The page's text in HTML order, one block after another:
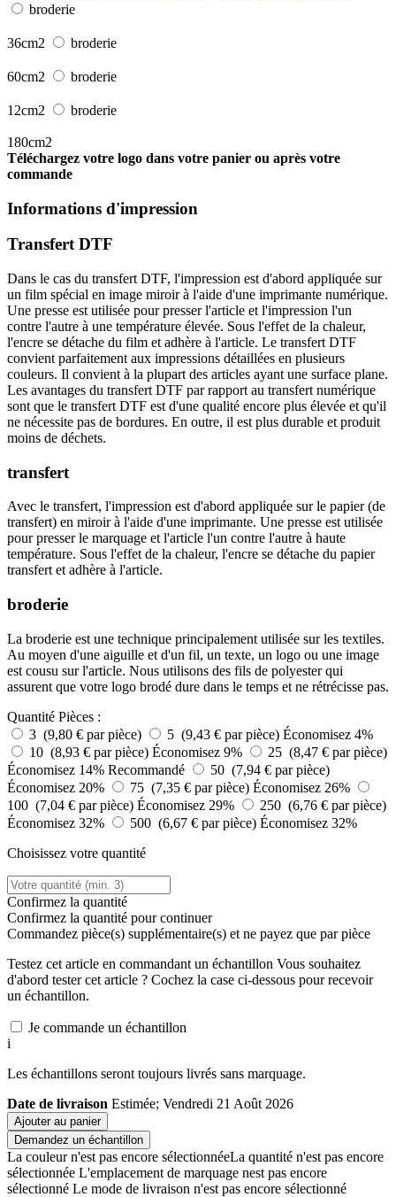
broderie
36cm2 broderie
60cm2 broderie
12cm2 broderie
180cm2
Téléchargez votre logo dans votre panier ou après votre
commande
Informations d'impression
Transfert DTF
Dans le cas du transfert DTF, l'impression est d'abord appliquée sur
un film spécial en image miroir à l'aide d'une imprimante numérique.
Une presse est utilisée pour presser l'article et l'impression l'un
contre l'autre à une température élevée. Sous l'effet de la chaleur,
l'encre se détache du film et adhère à l'article. Le transfert DTF
convient parfaitement aux impressions détaillées en plusieurs
couleurs. Il convient à la plupart des articles ayant une surface plane.
Les avantages du transfert DTF par rapport au transfert numérique
sont que le transfert DTF est d'une qualité encore plus élevée et qu'il
ne nécessite pas de bordures. En outre, il est plus durable et produit
moins de déchets.
transfert
Avec le transfert, l'impression est d'abord appliquée sur le papier (de
transfert) en miroir à l'aide d'une imprimante. Une presse est utilisée
pour presser le marquage et l'article l'un contre l'autre à haute
température. Sous l'effet de la chaleur, l'encre se détache du papier
transfert et adhère à l'article.
broderie
La broderie est une technique principalement utilisée sur les textiles.
Au moyen d'une aiguille et d'un fil, un texte, un logo ou une image
est cousu sur l'article. Nous utilisons des fils de polyester qui
assurent que votre logo brodé dure dans le temps et ne rétrécisse pas.
Quantité Pièces :
3 (9,80 € par pièce)
5 (9,43 € par pièce) Économisez 4%
10 (8,93 € par pièce) Économisez 9%
25 (8,47 € par pièce)
Économisez 14% Recommandé
50 (7,94 € par pièce)
Économisez 20%
75 (7,35 € par pièce) Économisez 26%
100 (7,04 € par pièce) Économisez 29%
250 (6,76 € par pièce)
Économisez 32%
500 (6,67 € par pièce) Économisez 32%
Choisissez votre quantité
Confirmez la quantité
Confirmez la quantité pour continuer
Commandez pièce(s) supplémentaire(s) et ne payez que par pièce
Testez cet article en commandant un échantillon Vous souhaitez
d'abord tester cet article ? Cochez la case ci-dessous pour recevoir
un échantillon.
Je commande un échantillon
i
Les échantillons seront toujours livrés sans marquage.
Date de livraison Estimée; Vendredi 21 Août 2026
Ajouter au panier
Demandez un échantillon
La couleur n'est pas encore sélectionnéeLa quantité n'est pas encore
sélectionnée L'emplacement de marquage nest pas encore
sélectionné Le mode de livraison n'est pas encore sélectionné